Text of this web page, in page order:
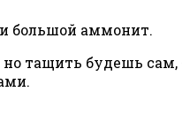
большой аммонит.
тащить будешь